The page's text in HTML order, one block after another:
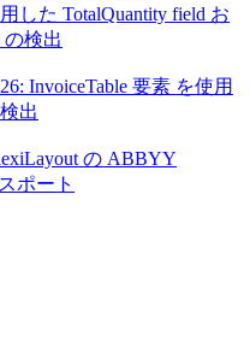
した TotalQuantity field お
の検出
InvoiceTable 要素 を使用
出
の ABBYY
ポート